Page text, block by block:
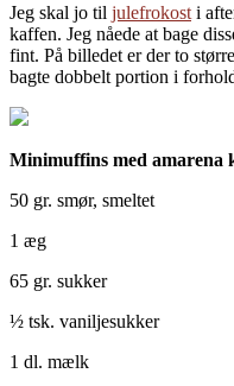
Jeg skal jo til julefrokost i
kaffen. Jeg nåede at bage
fint. På billedet er der to
bagte dobbelt portion i
Minimuffins med amarena
50 gr. smør, smeltet
1 æg
65 gr. sukker
½ tsk. vaniljesukker
1 dl. mælk